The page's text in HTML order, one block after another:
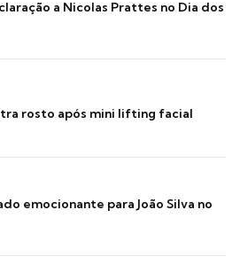
a Nicolas Prattes no Dia dos
rosto após mini lifting facial
emocionante para João Silva no